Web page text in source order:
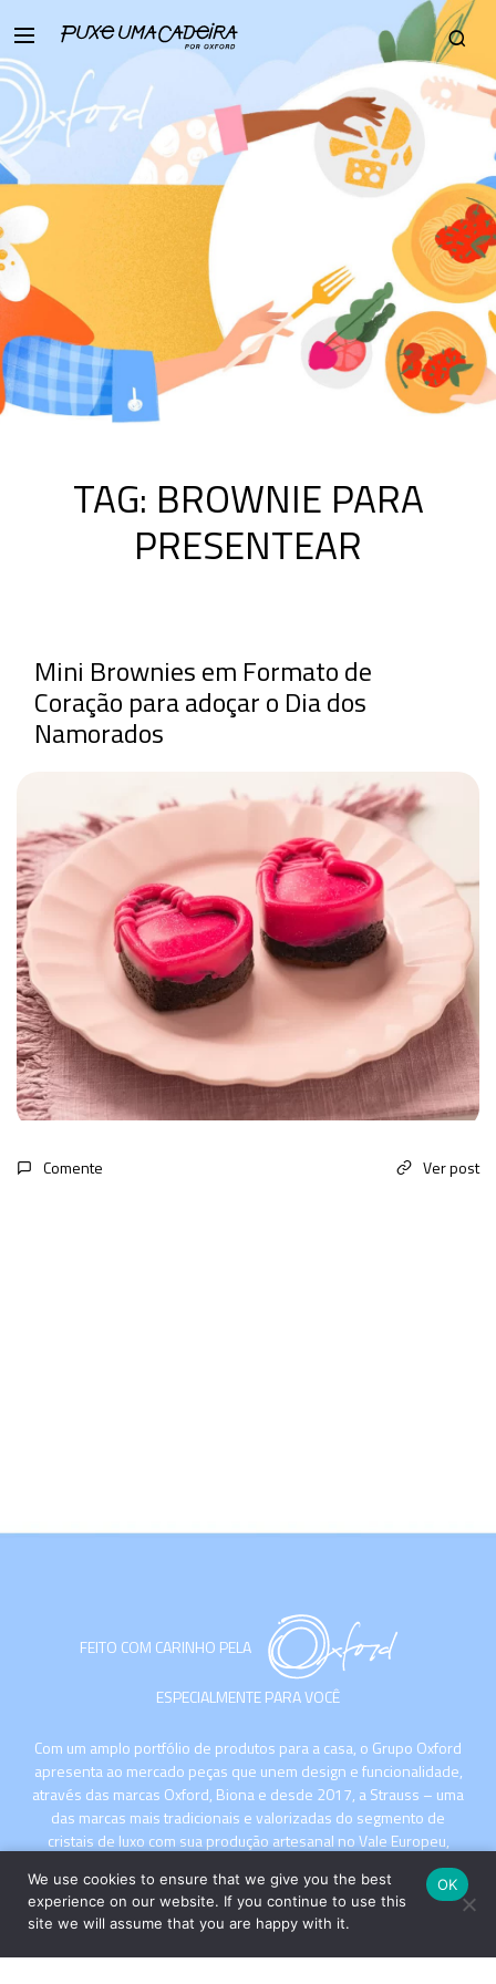
TAG: BROWNIE PARA
PRESENTEAR
Mini Brownies em Formato de
Coração para adoçar o Dia dos
Namorados
Comente Ver post
FEITO COM CARINHO PELA
ESPECIALMENTE PARA VOCÊ
Com um amplo portfólio de produtos para a casa, o Grupo Oxford
apresenta ao mercado peças que unem design e funcionalidade,
através das marcas Oxford, Biona e desde 2017, a Strauss – uma
das marcas mais tradicionais e valorizadas do segmento de
cristais de luxo com sua produção artesanal no Vale Europeu,
We use cookies to ensure that we give you the best
experience on our website. If you continue to use this
site we will assume that you are happy with it.
OK